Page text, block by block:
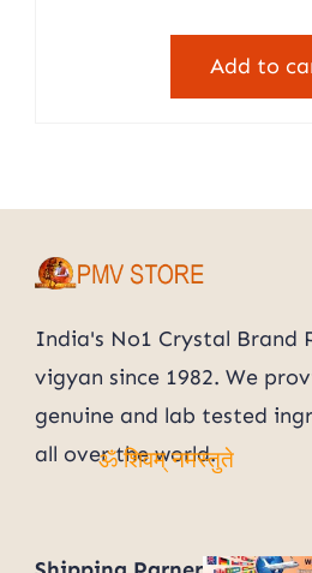
Add to
India's No1 Crystal Brand
vigyan since 1982. We
genuine and lab tested
all over the world.